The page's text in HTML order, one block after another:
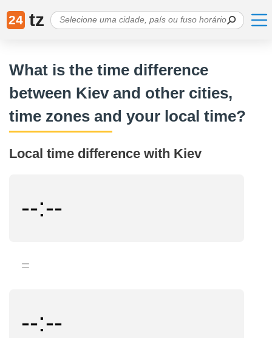
24 tz
What is the time difference
between Kiev and other cities,
time zones and your local time?
Local time difference with Kiev
--:--
=
--:--